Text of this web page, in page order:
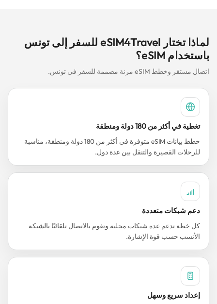
لماذا تختار eSIM4Travel للسفر إلى تونس
باستخدام eSIM؟
اتصال مستقر وخطط eSIM مرنة مصممة للسفر في تونس.
تغطية في أكثر من 180 دولة ومنطقة
خطط بيانات eSIM متوفرة في أكثر من 180 دولة ومنطقة، مناسبة
للرحلات القصيرة والتنقل بين عدة دول.
دعم شبكات متعددة
كل خطة تدعم عدة شبكات محلية وتقوم بالاتصال تلقائيًا بالشبكة
الأنسب حسب قوة الإشارة.
إعداد سريع وسهل